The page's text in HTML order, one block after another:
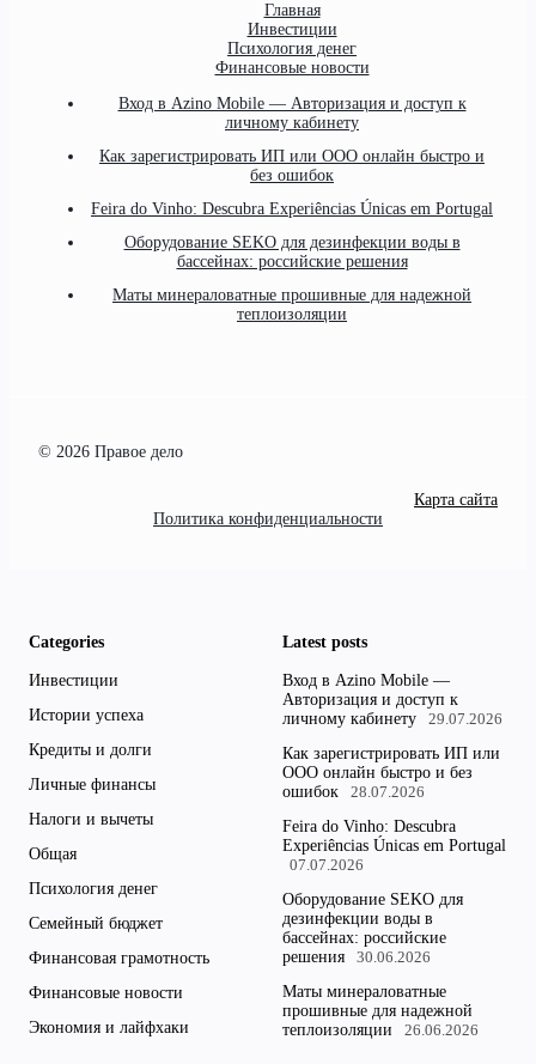
Главная
Инвестиции
Психология денег
Финансовые новости
Вход в Azino Mobile — Авторизация и доступ к
личному кабинету
Как зарегистрировать ИП или ООО онлайн быстро и
без ошибок
Feira do Vinho: Descubra Experiências Únicas em Portugal
Оборудование SEKO для дезинфекции воды в
бассейнах: российские решения
Маты минераловатные прошивные для надежной
теплоизоляции
© 2026 Правое дело
Карта сайта
Политика конфиденциальности
Categories
Инвестиции
Истории успеха
Кредиты и долги
Личные финансы
Налоги и вычеты
Общая
Психология денег
Семейный бюджет
Финансовая грамотность
Финансовые новости
Экономия и лайфхаки
Latest posts
Вход в Azino Mobile —
Авторизация и доступ к
личному кабинету
29.07.2026
Как зарегистрировать ИП или
ООО онлайн быстро и без
ошибок
28.07.2026
Feira do Vinho: Descubra
Experiências Únicas em Portugal
07.07.2026
Оборудование SEKO для
дезинфекции воды в
бассейнах: российские
решения
30.06.2026
Маты минераловатные
прошивные для надежной
теплоизоляции
26.06.2026